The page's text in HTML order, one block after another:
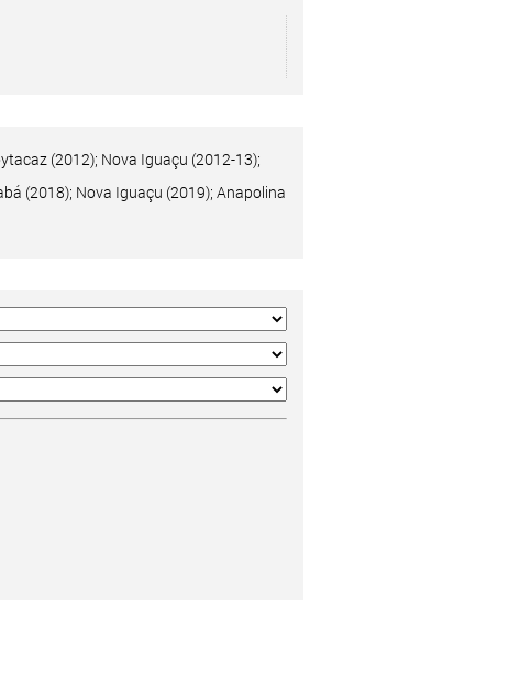
(2012); Nova Iguaçu (2012-13);
(2018); Nova Iguaçu (2019); Anapolina